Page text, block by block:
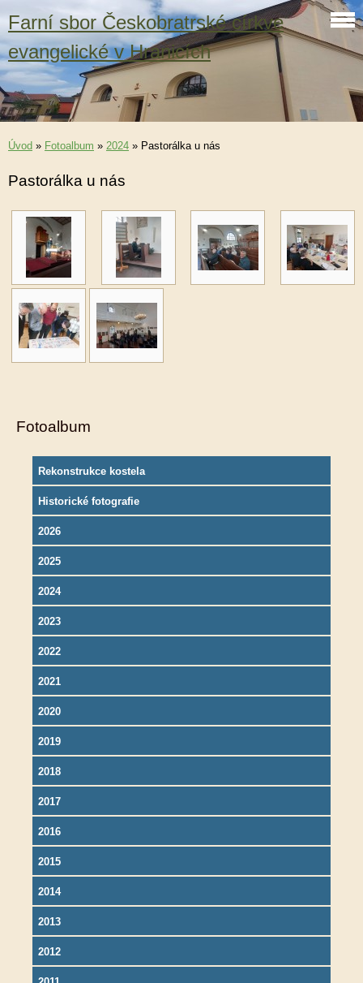
Farní sbor Českobratrské církve
evangelické v Hranicích
Úvod » Fotoalbum » 2024 » Pastorálka u nás
Pastorálka u nás
Fotoalbum
Rekonstrukce kostela
Historické fotografie
2026
2025
2024
2023
2022
2021
2020
2019
2018
2017
2016
2015
2014
2013
2012